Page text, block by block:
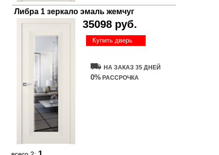
Либра 1 зеркало эмаль жемчуг
35098 руб.
Купить дверь
НА ЗАКАЗ 35 ДНЕЙ
0% РАССРОЧКА